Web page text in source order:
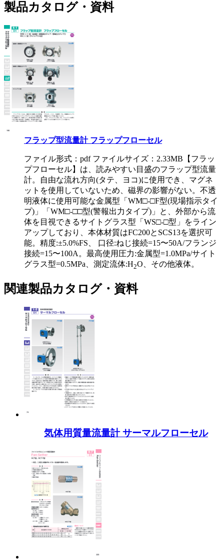
製品カタログ・資料
フラップ型流量計 フラップフローセル
ファイル形式：pdf ファイルサイズ：2.33MB 【フラッ
プフローセル】は、読みやすい目盛のフラップ型流量
計。自由な流れ方向(タテ、ヨコ)に使用でき、マグネ
ットを使用していないため、磁界の影響がない。不透
明液体に使用可能な金属型「WM□-□F型(現場指示タイ
プ)」「WM□-□□型(警報出力タイプ)」と、外部から流
体を目視できるサイトグラス型「WS□-□型」をライン
アップしており、本体材質はFC200とSCS13を選択可
能。精度:±5.0%FS、 口径:ねじ接続=15〜50A/フランジ
接続=15〜100A。最高使用圧力:金属型=1.0MPa/サイト
グラス型=0.5MPa、測定流体:H2O、その他液体。
関連製品カタログ・資料
気体用質量流量計 サーマルフローセル